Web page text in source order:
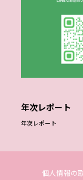
年次レポート
年次レポート
個人情報の